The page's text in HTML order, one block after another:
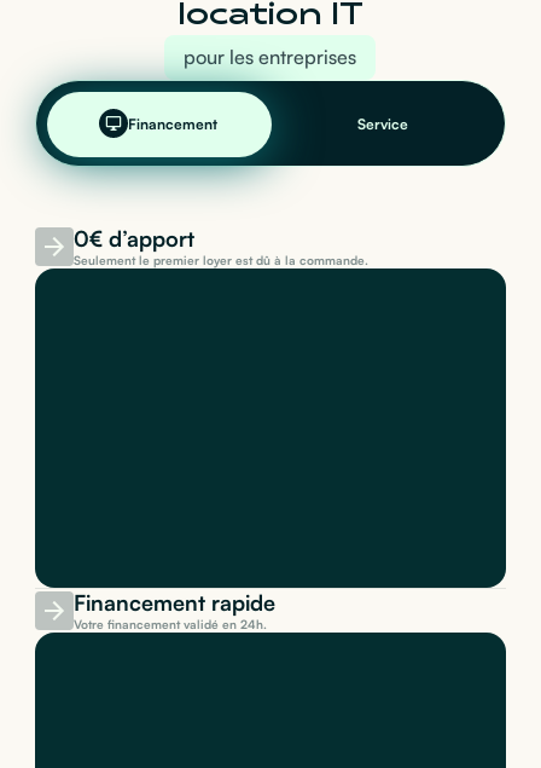
location IT
pour les entreprises
Financement Service
0€ d’apport
Seulement le premier loyer est dû à la commande.
Financement rapide
Votre financement validé en 24h.